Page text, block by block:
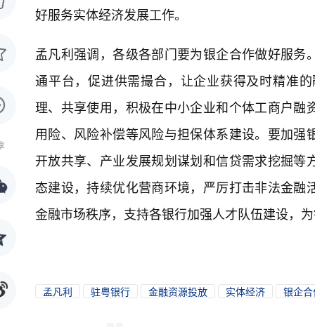
好服务实体经济发展工作。
孟凡利强调，各级各部门要为银企合作做好服
通平台，促进供需撮合，让企业获得及时精准
理、共享使用，积极在中小企业和个体工商户
用险、风险补偿等风险与担保体系建设。要加
开放共享、产业发展规划谋划和信贷需求挖掘
态建设，持续优化营商环境，严厉打击非法金
金融市场秩序，支持各银行加强人才队伍建设，
孟凡利 驻粤银行 金融资源投放 实体经济 银企